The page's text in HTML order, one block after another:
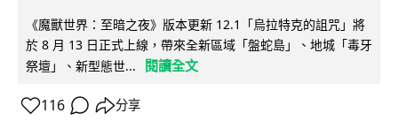
《魔獸世界：至暗之夜》版本更新 12.1「烏拉特克的詛咒」將
於 8 月 13 日正式上線，帶來全新區域「盤蛇島」、地城「毒牙
祭壇」、新型態世...
閱讀全文
116 分享